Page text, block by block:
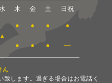
木 金 土
日祝
▲
● ● ●
●
● ● ● ―
ん
致します。過ぎる場合はお電話く